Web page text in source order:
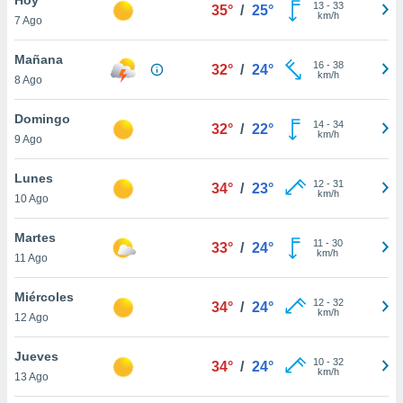
y
en
más
de
7 Ago
35° / 25° 13- 33
km/h
Mañana
8 Ago
32° / 24° 16- 38
km/h
Domingo
9 Ago
32° / 22° 14- 34
km/h
Lunes
10 Ago
34° / 23° 12- 31
km/h
Martes
11 Ago
33° / 24° 11 - 30
km/h
Miércoles
12 Ago
34° / 24° 12- 32
km/h
Jueves
13 Ago
34° / 24° 10- 32
km/h